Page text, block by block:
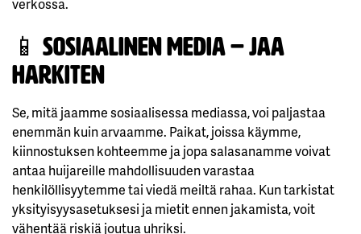
📱 Sosiaalinen media – jaa
harkiten
Se, mitä jaamme sosiaalisessa mediassa, voi paljastaa
enemmän kuin arvaamme. Paikat, joissa käymme,
kiinnostuksen kohteemme ja jopa salasanamme voivat
antaa huijareille mahdollisuuden varastaa
henkilöllisyytemme tai viedä meiltä rahaa. Kun tarkistat
yksityisyysasetuksesi ja mietit ennen jakamista, voit
vähentää riskiä joutua uhriksi.